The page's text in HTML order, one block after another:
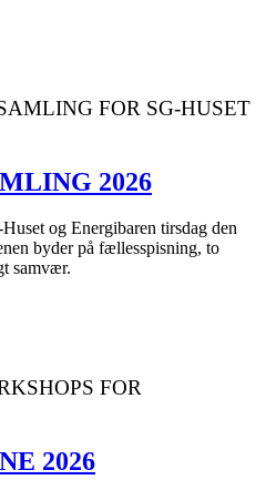
FOR SG-HUSET
2026
og Energibaren tirsdag den
byder på fællesspisning, to
samvær.
FOR
2026